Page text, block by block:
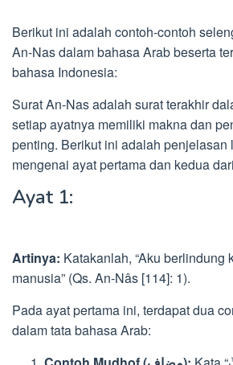
Berikut ini adalah contoh-contoh
An-Nas dalam bahasa Arab beserta
bahasa Indonesia:
Surat An-Nas adalah surat terakhir
setiap ayatnya memiliki makna dan
penting. Berikut ini adalah penjelasan
mengenai ayat pertama dan kedua
Ayat 1:
Artinya: Katakanlah, “Aku berlindung
manusia” (Qs. An-Nâs [114]: 1).
Pada ayat pertama ini, terdapat dua
dalam tata bahasa Arab: